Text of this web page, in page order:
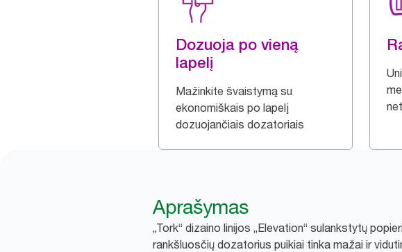
Dozuoja po vieną
lapelį
Mažinkite švaistymą su
ekonomiškais po lapelį
dozuojančiais dozatoriais
Aprašymas
„Tork“ dizaino linijos „Elevation“ sulankstytų
rankšluosčių dozatorius puikiai tinka mažai ir